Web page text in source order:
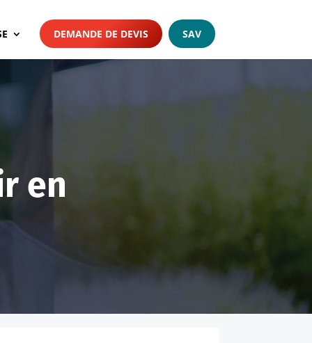
DEMANDE DE DEVIS SAV
en